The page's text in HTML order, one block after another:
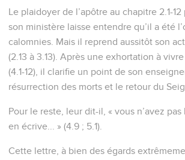
Le plaidoyer de l’apôtre au chapitre 2.1-
son ministère laisse entendre qu’il a été
calomnies. Mais il reprend aussitôt son
(2.13 à 3.13). Après une exhortation à
(4.1-12), il clarifie un point de son
résurrection des morts et le retour du
Pour le reste, leur dit-il, « vous n’avez pas
en écrive... » (4.9 ; 5.1).
Cette lettre, à bien des égards